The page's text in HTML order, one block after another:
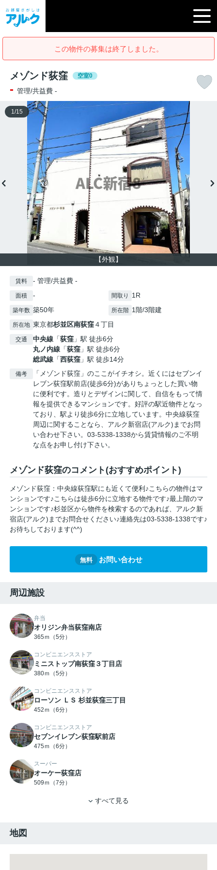
この物件の募集は終了しました。
メゾンド荻窪 空室0
- 管理/共益費 -
【外観】
1 /15
賃料 - 管理/共益費 -
面積 - 間取り 1R
築年数 築50年 所在階 1階/3階建
所在地 東京都杉並区南荻窪４丁目
交通 中央線 「荻窪 」駅 徒歩6分
丸ノ内線 「荻窪 」駅 徒歩6分
総武線 「西荻窪 」駅 徒歩14分
備考
「メゾンド荻窪」のここがイチオシ。近くにはセブンイ
レブン荻窪駅前店(徒歩6分)がありちょっとした買い物
に便利です。造りとデザインに関して、自信をもって情
報を提供できるマンションです。好評の駅近物件となっ
ており、駅より徒歩6分に立地しています。中央線荻窪
周辺に関することなら、アルク新宿店(アルク)までお問
い合わせ下さい。03-5338-1338から賃貸情報のご不明
な点をお申し付け下さい。
メゾンド荻窪のコメント(おすすめポイント)
メゾンド荻窪：中央線荻窪駅にも近くて便利♪こちらの物件はマ
ンションです♪こちらは徒歩6分に立地する物件です♪最上階のマ
ンションです♪杉並区から物件を検索するのであれば、アルク新
宿店(アルク)までお問合せください♪連絡先は03-5338-1338です♪
お待ちしております(^^)
無料 お問い合わせ
周辺施設
弁当
オリジン弁当荻窪南店
365ｍ（5分）
コンビニエンスストア
ミニストップ南荻窪３丁目店
380ｍ（5分）
コンビニエンスストア
ローソン ＬＳ 杉並荻窪三丁目
452ｍ（6分）
コンビニエンスストア
セブンイレブン荻窪駅前店
475ｍ（6分）
スーパー
オーケー荻窪店
509ｍ（7分）
すべて見る
地図